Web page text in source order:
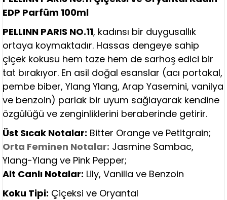
EDP Parfüm 100ml
PELLINN PARIS NO.11, kadınsı bir duygusallık
ortaya koymaktadır. Hassas dengeye sahip
çiçek kokusu hem taze hem de sarhoş edici bir
tat bırakıyor. En asil doğal esanslar (acı portakal,
pembe biber, Ylang Ylang, Arap Yasemini, vanilya
ve benzoin) parlak bir uyum sağlayarak kendine
özgülüğü ve zenginliklerini beraberinde getirir.
Üst Sıcak Notalar: Bitter Orange ve Petitgrain;
Orta Feminen Notalar: Jasmine Sambac,
Ylang-Ylang ve Pink Pepper;
Alt Canlı Notalar: Lily, Vanilla ve Benzoin
Koku Tipi: Çiçeksi ve Oryantal